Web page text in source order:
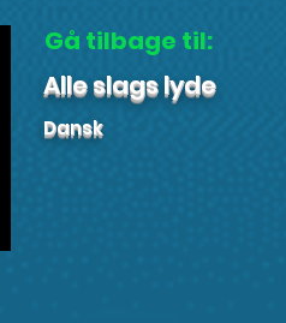
Gå tilbage til:
Alle slags lyde
Dansk